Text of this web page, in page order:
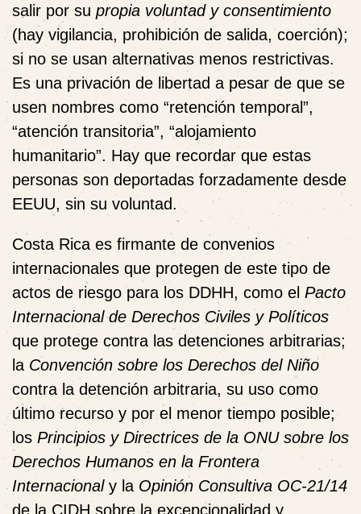
salir por su propia voluntad y consentimiento
(hay vigilancia, prohibición de salida, coerción);
si no se usan alternativas menos restrictivas.
Es una privación de libertad a pesar de que se
usen nombres como “retención temporal”,
“atención transitoria”, “alojamiento
humanitario”. Hay que recordar que estas
personas son deportadas forzadamente desde
EEUU, sin su voluntad.
Costa Rica es firmante de convenios
internacionales que protegen de este tipo de
actos de riesgo para los DDHH, como el Pacto
Internacional de Derechos Civiles y Políticos
que protege contra las detenciones arbitrarias;
la Convención sobre los Derechos del Niño
contra la detención arbitraria, su uso como
último recurso y por el menor tiempo posible;
los Principios y Directrices de la ONU sobre los
Derechos Humanos en la Frontera
Internacionaly la Opinión Consultiva OC-21/14
de la CIDH sobre la excepcionalidad y